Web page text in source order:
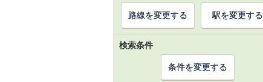
路線を変更する 駅を変更する
検索条件
条件を変更する